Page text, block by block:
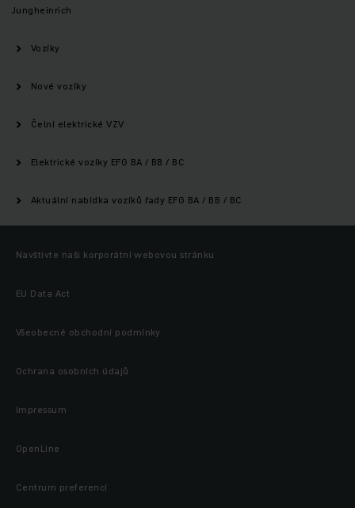
Jungheinrich
Vozíky
Nové vozíky
Čelní elektrické VZV
Elektrické vozíky EFG BA / BB / BC
Aktuální nabídka vozíků řady EFG BA / BB / BC
Navštivte naši korporátní webovou stránku
EU Data Act
Všeobecné obchodní podmínky
Ochrana osobních údajů
Impressum
OpenLine
Centrum preferencí